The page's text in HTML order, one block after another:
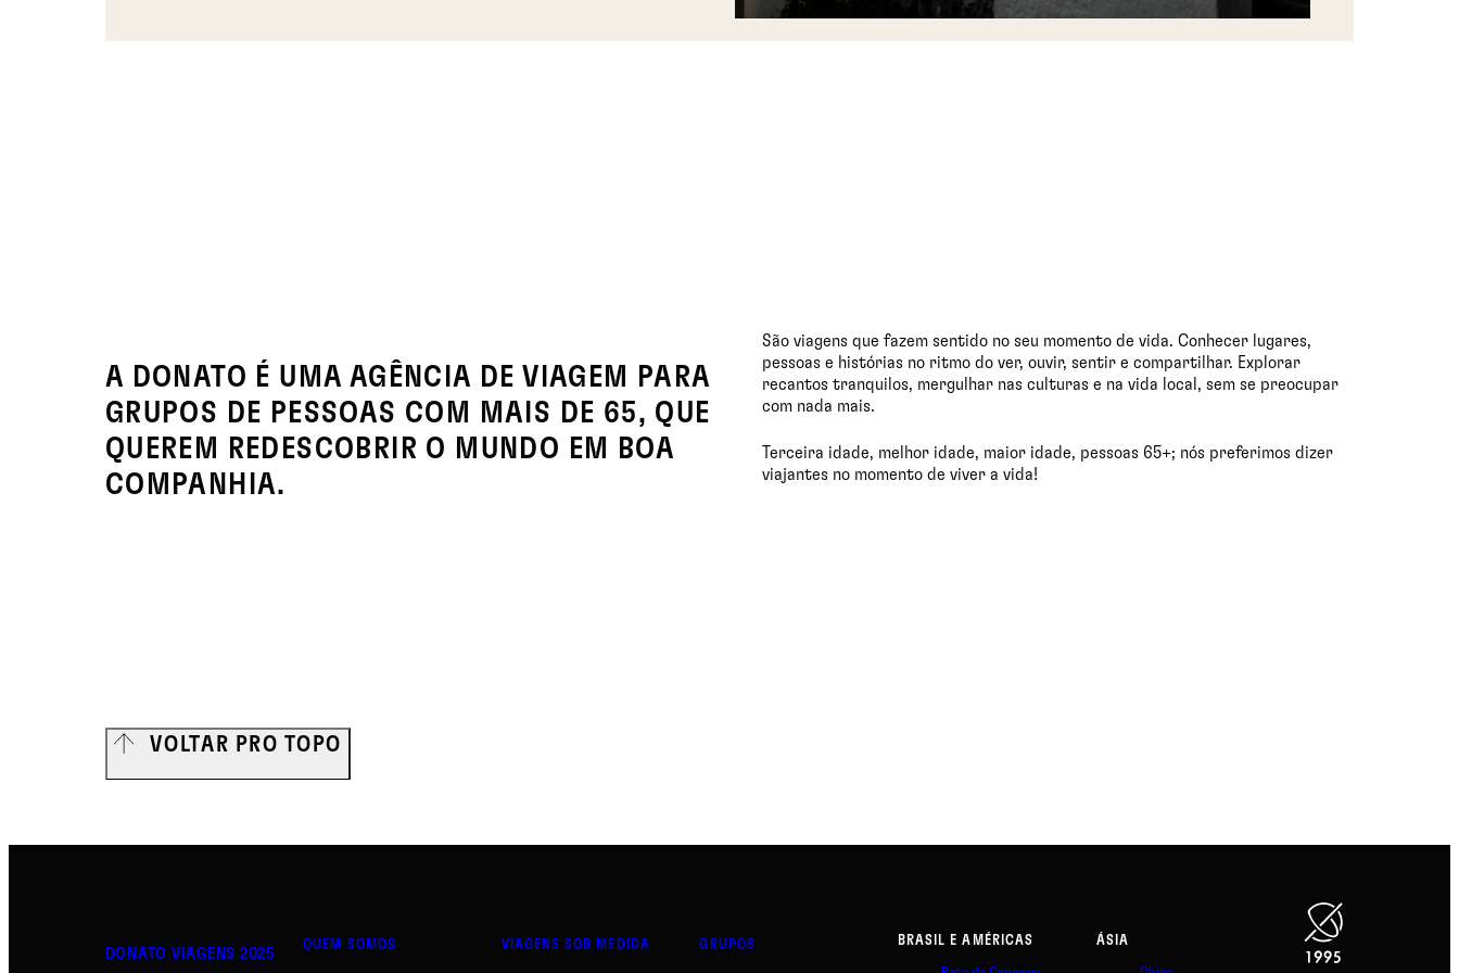
A DONATO É UMA AGÊNCIA DE VIAGEM PARA
GRUPOS DE PESSOAS COM MAIS DE 65, QUE
QUEREM REDESCOBRIR O MUNDO EM BOA
COMPANHIA.
São viagens que fazem sentido no seu momento de vida. Conhecer lugares,
pessoas e histórias no ritmo do ver, ouvir, sentir e compartilhar. Explorar
recantos tranquilos, mergulhar nas culturas e na vida local, sem se preocupar
com nada mais.
Terceira idade, melhor idade, maior idade, pessoas 65+; nós preferimos dizer
viajantes no momento de viver a vida!
VOLTAR PRO TOPO
DONATO VIAGENS 2025
QUEM SOMOS VIAGENS SOB MEDIDA GRUPOS BRASIL E AMÉRICAS ÁSIA